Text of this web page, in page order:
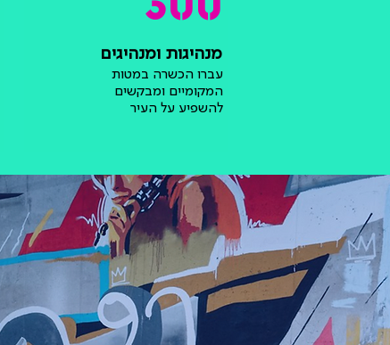
300
מנהיגות ומנהיגים
עברו הכשרה במטות
המקומיים ומבקשים
להשפיע על העיר